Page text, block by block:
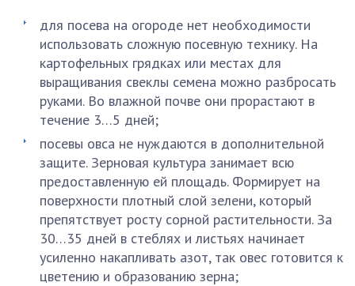
для посева на огороде нет необходимости
использовать сложную посевную технику. На
картофельных грядках или местах для
выращивания свеклы семена можно разбросать
руками. Во влажной почве они прорастают в
течение 3…5 дней;
посевы овса не нуждаются в дополнительной
защите. Зерновая культура занимает всю
предоставленную ей площадь. Формирует на
поверхности плотный слой зелени, который
препятствует росту сорной растительности. За
30…35 дней в стеблях и листьях начинает
усиленно накапливать азот, так овес готовится к
цветению и образованию зерна;